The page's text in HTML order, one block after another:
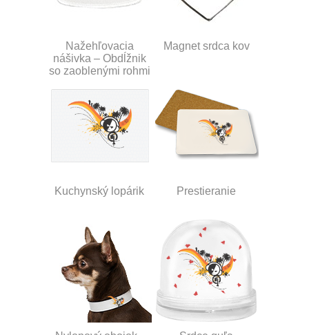
Nažehľovacia
nášivka – Obdĺžnik
so zaoblenými rohmi
Magnet srdca kov
Kuchynský lopárik Prestieranie